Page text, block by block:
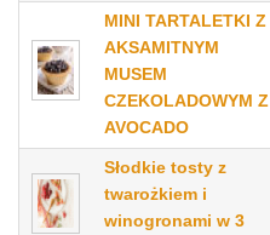
MINI TARTALETKI Z
AKSAMITNYM
MUSEM
CZEKOLADOWYM Z
AVOCADO
Słodkie tosty z
twarożkiem i
winogronami w 3